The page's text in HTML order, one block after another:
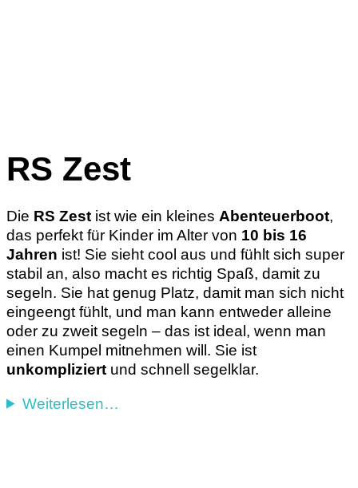
RS Zest
Die RS Zest ist wie ein kleines Abenteuerboot,
das perfekt für Kinder im Alter von 10 bis 16
Jahren ist! Sie sieht cool aus und fühlt sich super
stabil an, also macht es richtig Spaß, damit zu
segeln. Sie hat genug Platz, damit man sich nicht
eingeengt fühlt, und man kann entweder alleine
oder zu zweit segeln – das ist ideal, wenn man
einen Kumpel mitnehmen will. Sie ist
unkompliziert und schnell segelklar.
Weiterlesen…